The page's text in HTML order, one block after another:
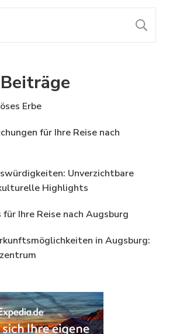
Erbe
für Ihre Reise nach
Unverzichtbare
Highlights
Ihre Reise nach Augsburg
in Augsburg: